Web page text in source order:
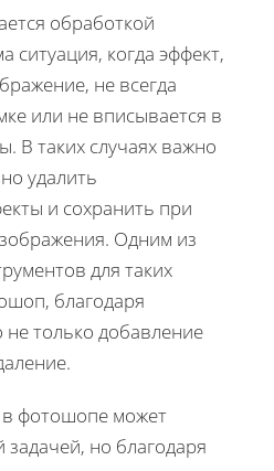
обработкой
ситуация, когда эффект,
не всегда
или не вписывается в
В таких случаях важно
удалить
и сохранить при
Одним из
для таких
благодаря
только добавление
фотошопе может
задачей, но благодаря